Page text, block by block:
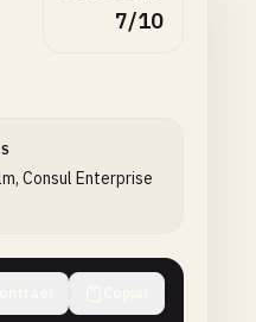
7/10
Consul Enterprise